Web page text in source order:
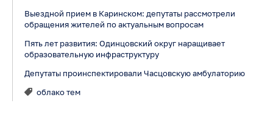
Выездной прием в Каринском: депутаты рассмотрели
обращения жителей по актуальным вопросам
Пять лет развития: Одинцовский округ наращивает
образовательную инфраструктуру
Депутаты проинспектировали Часцовскую амбулаторию
облако тем